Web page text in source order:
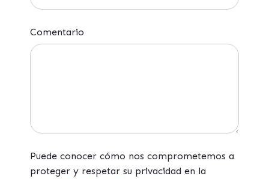
Comentario
Puede conocer cómo nos comprometemos a
proteger y respetar su privacidad en la